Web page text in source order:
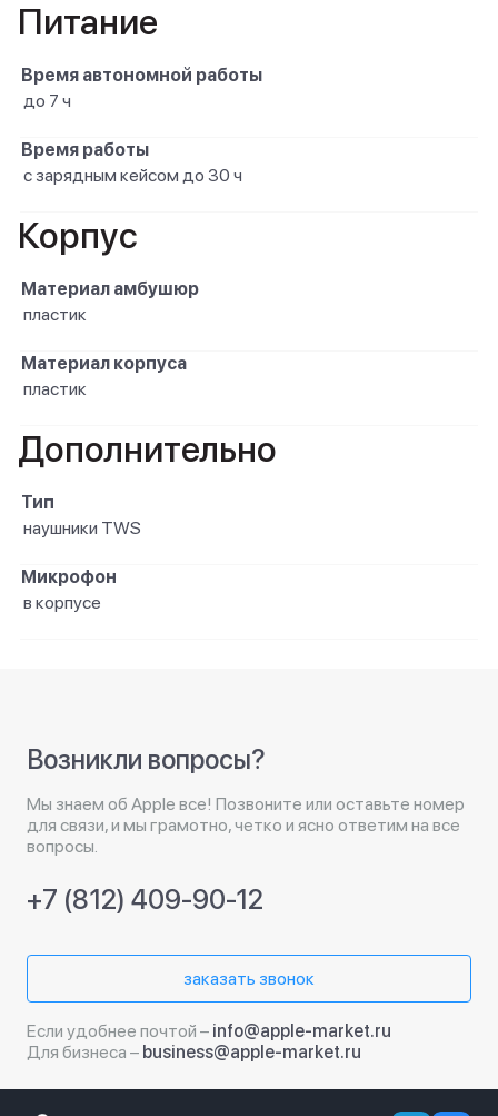
Питание
Время автономной работы
до 7 ч
Время работы
с зарядным кейсом до 30 ч
Корпус
Материал амбушюр
пластик
Материал корпуса
пластик
Дополнительно
Тип
наушники TWS
Микрофон
в корпусе
Возникли вопросы?
Мы знаем об Apple все! Позвоните или оставьте номер
для связи, и мы грамотно, четко и ясно ответим на все
вопросы.
+7 (812) 409-90-12
заказать звонок
Если удобнее почтой – info@apple-market.ru
Для бизнеса – business@apple-market.ru